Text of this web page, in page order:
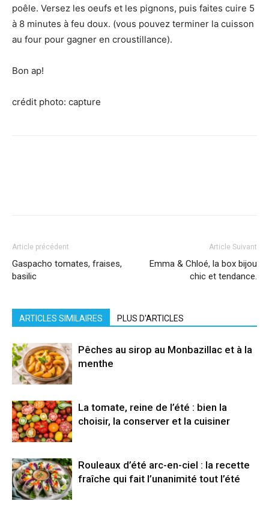
poêle. Versez les oeufs et les pignons, puis faites cuire 5
à 8 minutes à feu doux. (vous pouvez terminer la cuisson
au four pour gagner en croustillance).
Bon ap!
crédit photo: capture
Article précédent
Gaspacho tomates, fraises,
basilic
Article Suivant
Emma & Chloé, la box bijou
chic et tendance.
ARTICLES SIMILAIRES PLUS D'ARTICLES
Pêches au sirop au Monbazillac et à la
menthe
La tomate, reine de l’été : bien la
choisir, la conserver et la cuisiner
Rouleaux d’été arc-en-ciel : la recette
fraîche qui fait l’unanimité tout l’été